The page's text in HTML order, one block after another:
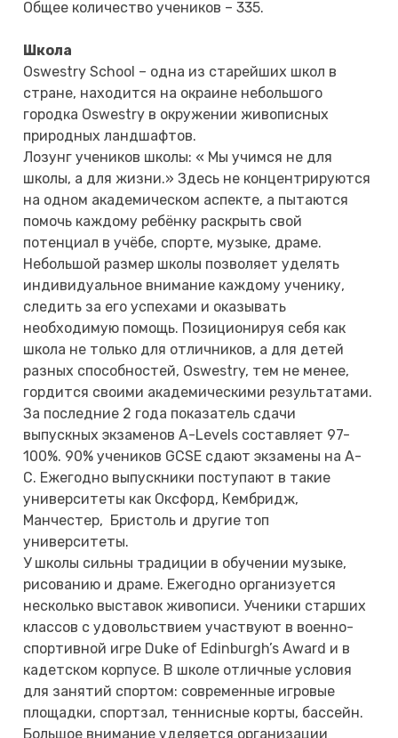
Общее количество учеников – 335.
Школа
Oswestry School – одна из старейших школ в
стране, находится на окраине небольшого
городка Oswestry в окружении живописных
природных ландшафтов.
Лозунг учеников школы: « Мы учимся не для
школы, а для жизни.» Здесь не концентрируются
на одном академическом аспекте, а пытаются
помочь каждому ребёнку раскрыть свой
потенциал в учёбе, спорте, музыке, драме.
Небольшой размер школы позволяет уделять
индивидуальное внимание каждому ученику,
следить за его успехами и оказывать
необходимую помощь. Позиционируя себя как
школа не только для отличников, а для детей
разных способностей, Oswestry, тем не менее,
гордится своими академическими результатами.
За последние 2 года показатель сдачи
выпускных экзаменов A-Levels составляет 97-
100%. 90% учеников GCSE сдают экзамены на А-
С. Ежегодно выпускники поступают в такие
университеты как Оксфорд, Кембридж,
Манчестер, Бристоль и другие топ
университеты.
У школы сильны традиции в обучении музыке,
рисованию и драме. Ежегодно организуется
несколько выставок живописи. Ученики старших
классов с удовольствием участвуют в военно-
спортивной игре Duke of Edinburgh’s Award и в
кадетском корпусе. В школе отличные условия
для занятий спортом: современные игровые
площадки, спортзал, теннисные корты, бассейн.
Большое внимание уделяется организации